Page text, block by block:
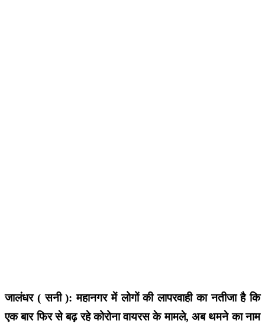
जालंधर ( सनी ): महानगर में लोगों की लापरवाही का नतीजा है कि
एक बार फिर से बढ़ रहे कोरोना वायरस के मामले, अब थमने का नाम